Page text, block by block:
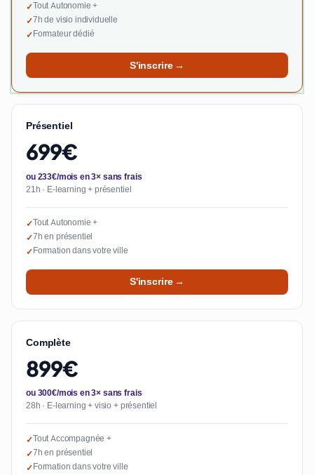
✓Tout Autonomie +
✓7h de visio individuelle
✓Formateur dédié
S'inscrire →
Présentiel
699€
ou 233€/mois en 3× sans frais
21h · E-learning + présentiel
✓Tout Autonomie +
✓7h en présentiel
✓Formation dans votre ville
S'inscrire →
Complète
899€
ou 300€/mois en 3× sans frais
28h · E-learning + visio + présentiel
✓Tout Accompagnée +
✓7h en présentiel
✓Formation dans votre ville